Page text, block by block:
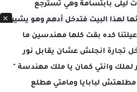
ليلى بابتسامة وهي تسترجع
لهذا البيت فتدخل أدهم وهو يشير
عيلتنا كده بقت كلها مهندسين ما
تجارة انجلش عشان يقابل نور
لملك وانتي كمان يا ملك مهندسة "
لبابايا ومامتي هطلع